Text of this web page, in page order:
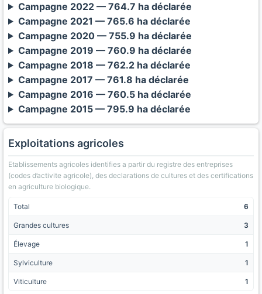
Campagne 2022 — 764.7 ha déclarée
Campagne 2021 — 765.6 ha déclarée
Campagne 2020 — 755.9 ha déclarée
Campagne 2019 — 760.9 ha déclarée
Campagne 2018 — 762.2 ha déclarée
Campagne 2017 — 761.8 ha déclarée
Campagne 2016 — 760.5 ha déclarée
Campagne 2015 — 795.9 ha déclarée
Exploitations agricoles
Etablissements agricoles identifies a partir du registre des entreprises
(codes d’activite agricole), des declarations de cultures et des certifications
en agriculture biologique.
Total 6
Grandes cultures 3
Élevage 1
Sylviculture 1
Viticulture 1